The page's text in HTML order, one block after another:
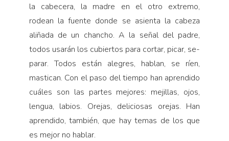
la cabecera, la madre en el otro extremo,
rodean la fuente donde se asienta la cabeza
aliñada de un chancho. A la señal del padre,
todos usarán los cubiertos para cortar, picar, se­
parar. Todos están alegres, hablan, se ríen,
mastican. Con el paso del tiempo han aprendido
cuáles son las partes mejores: mejillas, ojos,
lengua, labios. Orejas, deliciosas orejas. Han
aprendido, también, que hay te­mas de los que
es mejor no hablar.